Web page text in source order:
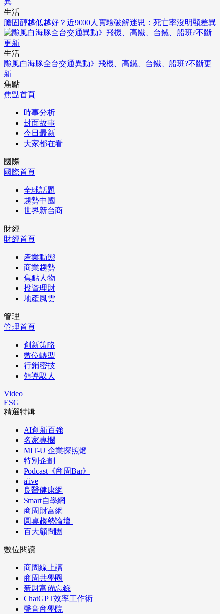
生活
膽固醇越低越好？近9000人實驗破解迷思：死亡率沒明顯差異
生活
颱風白海豚全台交通異動》飛機、高鐵、台鐵、船班?不斷更
新
焦點
焦點首頁
時事分析
封面故事
今日最新
大家都在看
國際
國際首頁
全球話題
趨勢中國
世界新台商
財經
財經首頁
產業動態
商業趨勢
焦點人物
投資理財
地產風雲
管理
管理首頁
創新策略
數位轉型
行銷密技
領導馭人
Video
ESG
精選特輯
AI創新百強
名家專欄
MIT-U 企業探照燈
特別企劃
Podcast《商周Bar》
alive
良醫健康網
Smart自學網
商周財富網
圓桌趨勢論壇
百大顧問團
數位閱讀
商周線上讀
商周共學圈
新財富備忘錄
ChatGPT效率工作術
聲音商學院